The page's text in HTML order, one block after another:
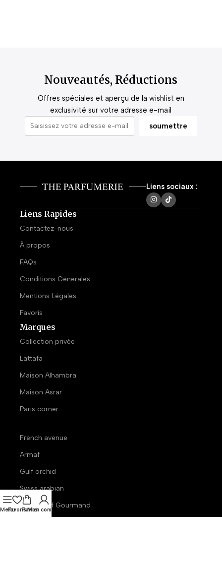
Nouveautés, Réductions
Offres spéciales et aperçu de la wishlist en
exclusivité sur votre adresse e-mail
Liens sociaux :
Liens Rapides
Contactez-nous
À propos
FAQs
Conditions Générales
Mentions Légales
Favoris
Marques
Collection privée
Lattafa
Maison Alhambra
Maison Asrar
Paris corner
French avenue
Armaf
Gulf orchid
Swiss arabian
Ministry of Gourmand
Nous Contacter
MenuFavorisPanier
Mon compte